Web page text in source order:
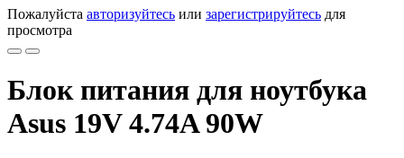
Пожалуйста авторизуйтесь или зарегистрируйтесь для
просмотра
Блок питания для ноутбука
Asus 19V 4.74A 90W